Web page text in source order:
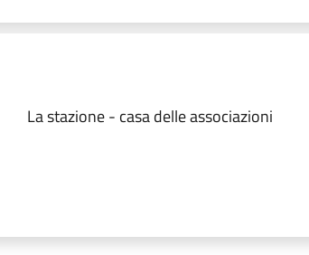
La stazione - casa delle associazioni